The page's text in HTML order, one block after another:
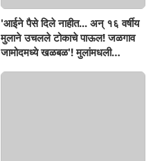
'आईने पैसे दिले नाहीत... अन् १६ वर्षीय
मुलाने उचलले टोकाचे पाऊल! जळगाव
जामोदमध्ये खळबळ'! मुलांमधली